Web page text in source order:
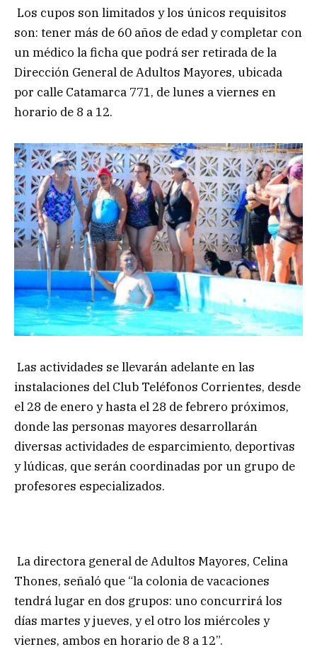
Los cupos son limitados y los únicos requisitos
son: tener más de 60 años de edad y completar con
un médico la ficha que podrá ser retirada de la
Dirección General de Adultos Mayores, ubicada
por calle Catamarca 771, de lunes a viernes en
horario de 8 a 12.
Las actividades se llevarán adelante en las
instalaciones del Club Teléfonos Corrientes, desde
el 28 de enero y hasta el 28 de febrero próximos,
donde las personas mayores desarrollarán
diversas actividades de esparcimiento, deportivas
y lúdicas, que serán coordinadas por un grupo de
profesores especializados.
La directora general de Adultos Mayores, Celina
Thones, señaló que “la colonia de vacaciones
tendrá lugar en dos grupos: uno concurrirá los
días martes y jueves, y el otro los miércoles y
viernes, ambos en horario de 8 a 12”.